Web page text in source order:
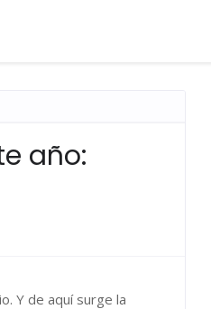
año:
Y de aquí surge la